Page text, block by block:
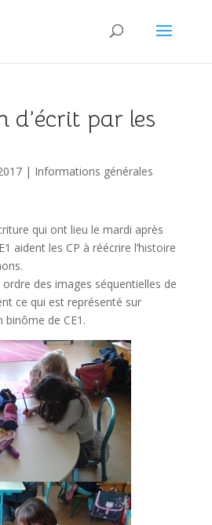
d’écrit par les
| Informations générales
qui ont lieu le mardi après
aident les CP à réécrire l’histoire
des images séquentielles de
ce qui est représenté sur
binôme de CE1.